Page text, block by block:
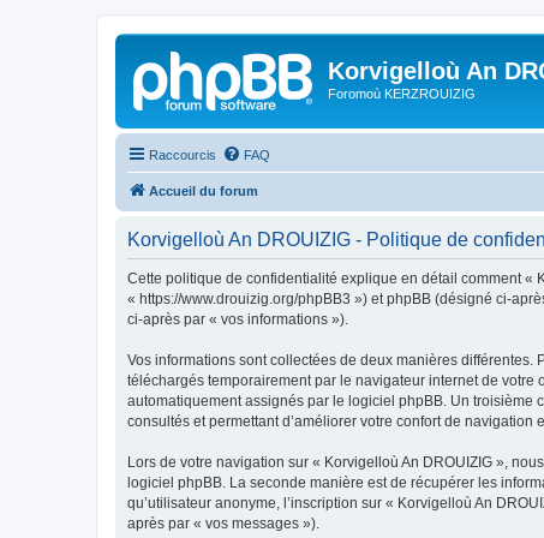
Korvigelloù An
Foromoù KERZROUIZIG
Raccourcis FAQ
Accueil du forum
Korvigelloù An DROUIZIG - Politique de
Cette politique de confidentialité explique en détail comment «
« https://www.drouizig.org/phpBB3 ») et phpBB (désigné ci-
ci-après par « vos informations »).
Vos informations sont collectées de deux manières
téléchargés temporairement par le navigateur internet de
automatiquement assignés par le logiciel phpBB. Un troisième
consultés et permettant d’améliorer votre confort de navigation
Lors de votre navigation sur « Korvigelloù An DROUIZIG »,
logiciel phpBB. La seconde manière est de récupérer les
qu’utilisateur anonyme, l’inscription sur « Korvigelloù An
après par « vos messages »).